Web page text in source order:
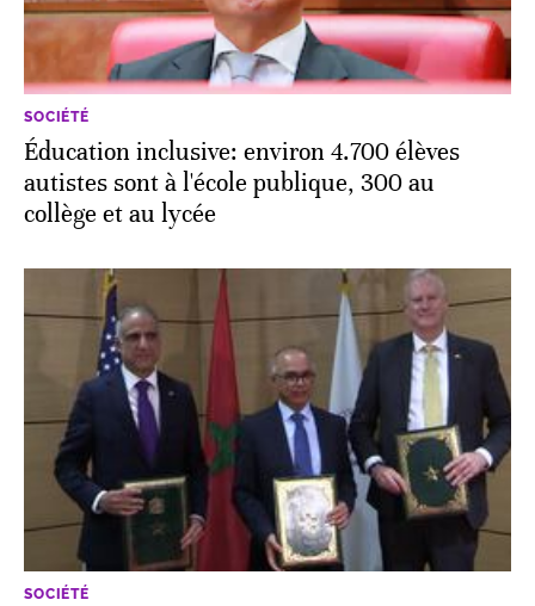
SOCIÉTÉ
Éducation inclusive: environ 4.700 élèves
autistes sont à l'école publique, 300 au
collège et au lycée
SOCIÉTÉ